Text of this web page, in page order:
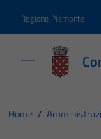
Regione Piemonte
Home /